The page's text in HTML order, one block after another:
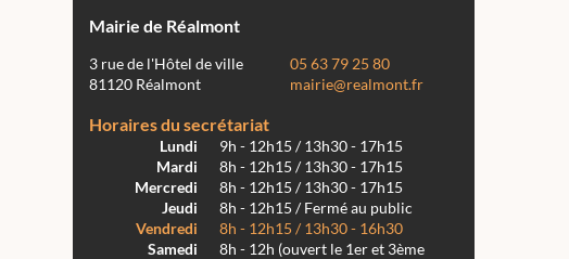
Mairie de Réalmont
3 rue de l'Hôtel de ville
81120 Réalmont
05 63 79 25 80
mairie@realmont.fr
Horaires du secrétariat
Lundi
9h - 12h15 / 13h30 - 17h15
Mardi
8h - 12h15 / 13h30 - 17h15
Mercredi
8h - 12h15 / 13h30 - 17h15
Jeudi
8h - 12h15 / Fermé au public
Vendredi
8h - 12h15 / 13h30 - 16h30
Samedi
8h - 12h (ouvert le 1er et 3ème